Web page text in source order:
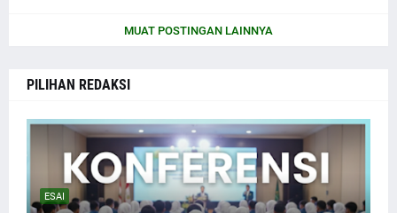
MUAT POSTINGAN LAINNYA
PILIHAN REDAKSI
ESAI